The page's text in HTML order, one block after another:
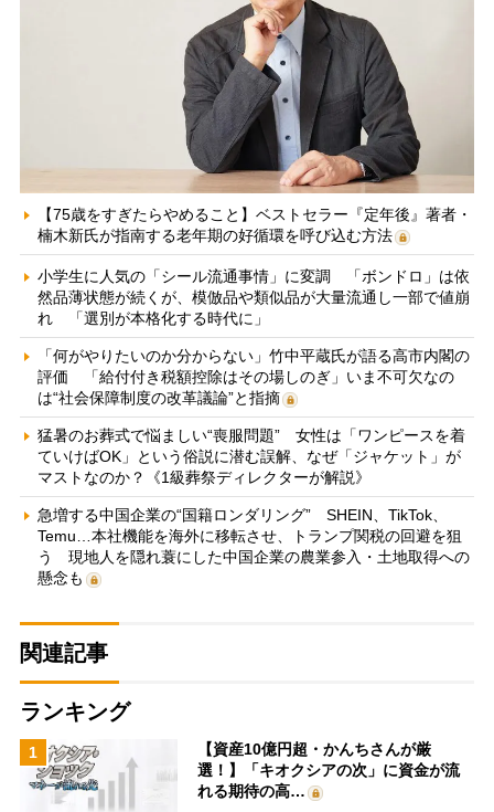
【75歳をすぎたらやめること】ベストセラー『定年後』著者・
楠木新氏が指南する老年期の好循環を呼び込む方法
小学生に人気の「シール流通事情」に変調 「ボンドロ」は依
然品薄状態が続くが、模倣品や類似品が大量流通し一部で値崩
れ 「選別が本格化する時代に」
「何がやりたいのか分からない」竹中平蔵氏が語る高市内閣の
評価 「給付付き税額控除はその場しのぎ」いま不可欠なの
は“社会保障制度の改革議論”と指摘
猛暑のお葬式で悩ましい“喪服問題” 女性は「ワンピースを着
ていけばOK」という俗説に潜む誤解、なぜ「ジャケット」が
マストなのか？《1級葬祭ディレクターが解説》
急増する中国企業の“国籍ロンダリング” SHEIN、TikTok、
Temu…本社機能を海外に移転させ、トランプ関税の回避を狙
う 現地人を隠れ蓑にした中国企業の農業参入・土地取得への
懸念も
関連記事
ランキング
1
【資産10億円超・かんちさんが厳
選！】「キオクシアの次」に資金が流
れる期待の高…